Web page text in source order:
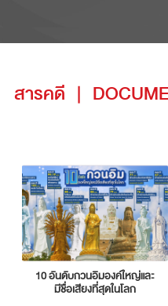
สารคดี |
10 อันดับกวนอิมองค์ใหญ่และ
มีชื่อเสียงที่สุดในโลก